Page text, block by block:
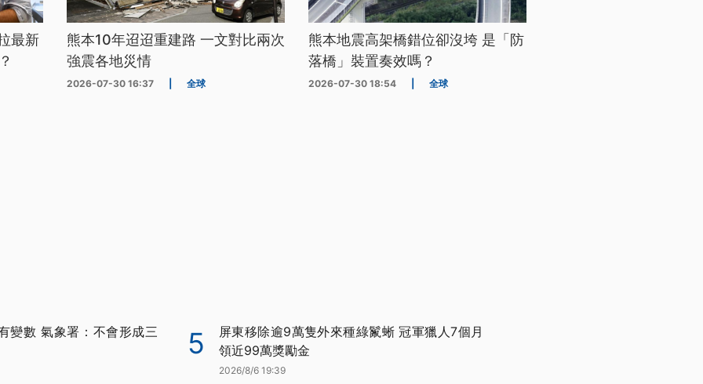
最新
熊本10年迢迢重建路 一文對比兩次
強震各地災情
2026-07-30 16:37 全球
熊本地震高架橋錯位卻沒垮 是「防
落橋」裝置奏效嗎？
2026-07-30 18:54 全球
變數 氣象署：不會形成三 5
屏東移除逾9萬隻外來種綠鬣蜥 冠軍獵人7個月
領近99萬獎勵金
2026/8/6 19:39